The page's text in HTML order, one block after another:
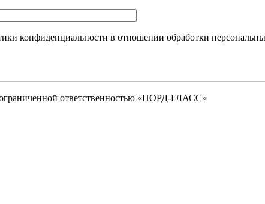
конфиденциальности в отношении обработки
ответственностью «НОРД-ГЛАСС»